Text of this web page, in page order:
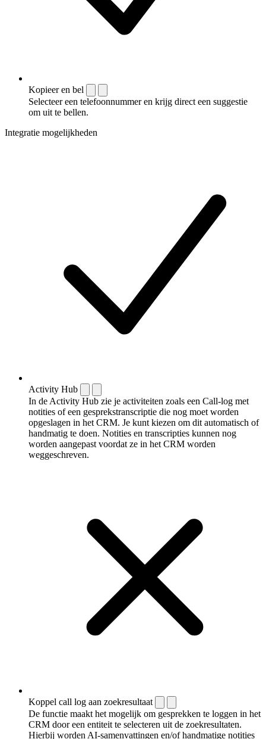
Kopieer en bel
Selecteer een telefoonnummer en krijg direct een suggestie
om uit te bellen.
Integratie mogelijkheden
Activity Hub
In de Activity Hub zie je activiteiten zoals een Call-log met
notities of een gespreks­transcriptie die nog moet worden
opgeslagen in het CRM. Je kunt kiezen om dit automatisch of
handmatig te doen. Notities en transcripties kunnen nog
worden aangepast voordat ze in het CRM worden
weggeschreven.
Koppel call log aan zoekresultaat
De functie maakt het mogelijk om gesprekken te loggen in het
CRM door een entiteit te selecteren uit de zoekresultaten.
Hierbij worden AI-samenvattingen en/of handmatige notities